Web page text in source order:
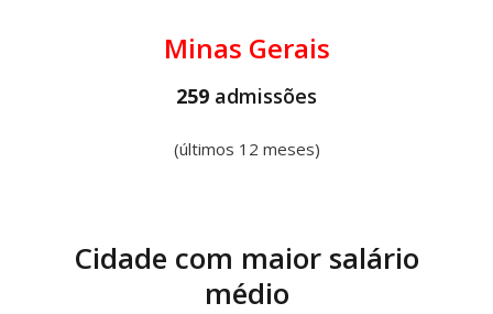
Minas Gerais
259 admissões
(últimos 12 meses)
Cidade com maior salário
médio